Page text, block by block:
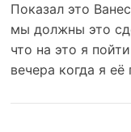
Показал это
мы должны это
что на это я
вечера когда я